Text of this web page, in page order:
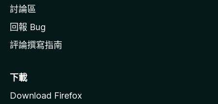
討論區
回報 Bug
評論撰寫指南
下載
Download Firefox